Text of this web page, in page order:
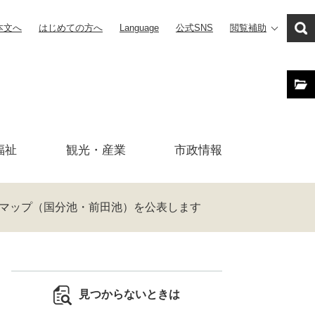
文へ はじめての方へ Language 公式SNS 閲覧補助
祉 観光・産業 市政情報
ップ（国分池・前田池）を公表します
見つからないときは